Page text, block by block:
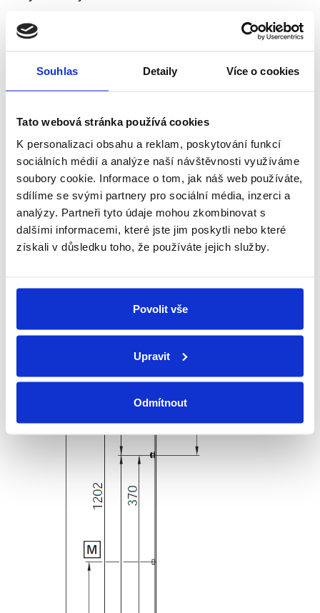
Souhlas Detaily Více o cookies
Tato webová stránka používá cookies
K personalizaci obsahu a reklam, poskytování funkcí
sociálních médií a analýze naší návštěvnosti využíváme
soubory cookie. Informace o tom, jak náš web používáte,
sdílíme se svými partnery pro sociální média, inzerci a
analýzy. Partneři tyto údaje mohou zkombinovat s
dalšími informacemi, které jste jim poskytli nebo které
získali v důsledku toho, že používáte jejich služby.
Povolit vše
Upravit
Odmítnout
Uzavírací body : 4 x hřibový čep typu V
variant zámků, liší se totiž podle velikosti dornu.
pohyblivých V čepů.
Výška křídla : 1900 - 2200 mm
Výška křídla : 2200 - 2500 mm